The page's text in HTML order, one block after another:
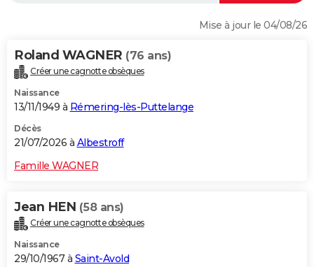
Alimentation
Guide de la santé
Maladies
Médicaments
Sommeil
VOYAGE
Destinations
City break
Voyage nature
Voyage de noces
Forum
Climat
+PHOTO
GUIDES D'ACHAT
Carte de Noël
Carte Bonne année
Carte Saint-Valentin
Carte Pâques
Carte d'anniversaire
DICTIONNAIRE
Dictionnaire
Biographies
Citations
Expressions
Proverbes
PROGRAMME TV
Mise à jour le 04/08/26
Roland WAGNER (76 ans)
Créer une cagnotte obsèques
Naissance
13/11/1949 à Rémering-lès-Puttelange
Décès
21/07/2026 à Albestroff
Famille WAGNER
Jean HEN (58 ans)
Créer une cagnotte obsèques
Naissance
29/10/1967 à Saint-Avold